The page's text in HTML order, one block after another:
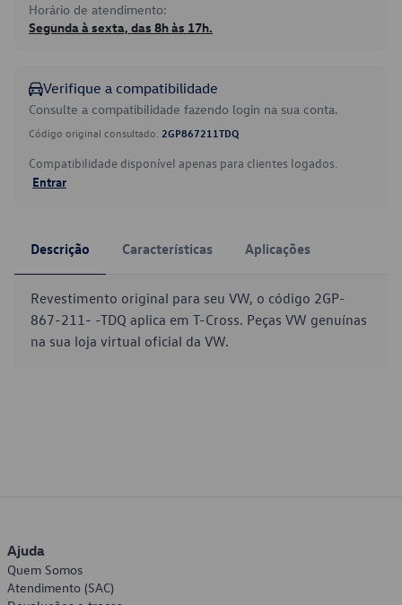
Horário de atendimento:
Segunda à sexta, das 8h às 17h.
Verifique a compatibilidade
Consulte a compatibilidade fazendo login na sua conta.
Código original consultado: 2GP867211TDQ
Compatibilidade disponível apenas para clientes logados.
Entrar
Descrição Características Aplicações
Revestimento original para seu VW, o código 2GP-
867-211- -TDQ aplica em T-Cross. Peças VW genuínas
na sua loja virtual oficial da VW.
Ajuda
Quem Somos
Atendimento (SAC)